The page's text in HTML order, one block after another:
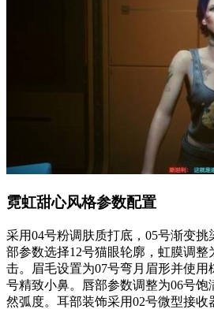
霓虹甜心风格参数配置
采用04号粉调肤质打底，05号渐变
部参数选择12号猫眼轮廓，虹膜调整
击。眉毛设置为07号弯月眉形并使用
号精致小鼻。唇部参数调整为06号饱
然弧度。耳部装饰采用02号微型接收